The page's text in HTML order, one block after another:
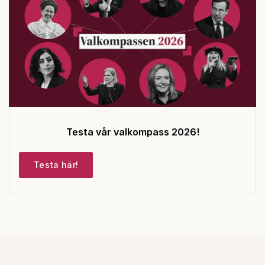
Testa vår valkompass 2026!
Testa här!